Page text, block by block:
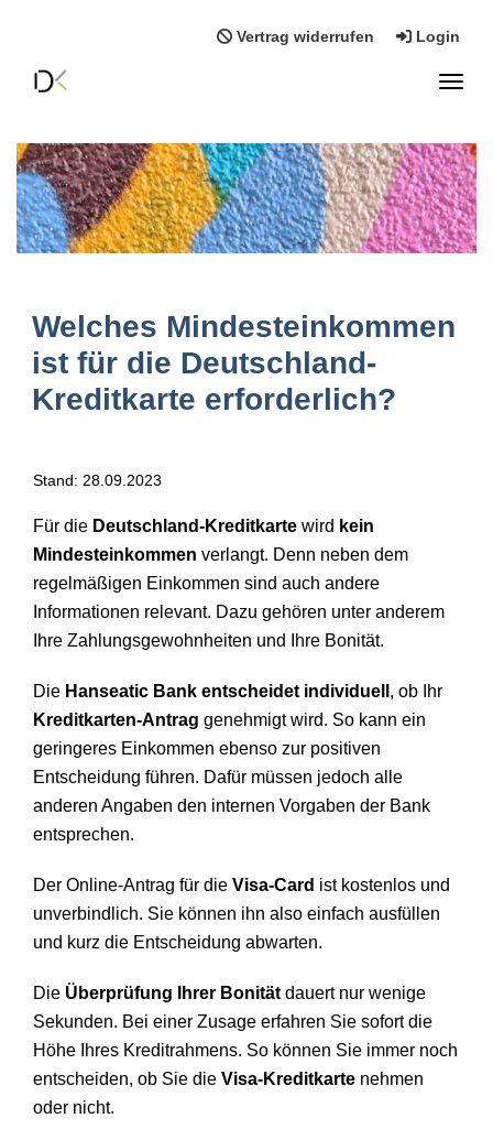
Vertrag widerrufen Login
Welches Mindesteinkommen
ist für die Deutschland-
Kreditkarte erforderlich?
Stand: 28.09.2023
Für die Deutschland-Kreditkarte wird kein
Mindesteinkommen verlangt. Denn neben dem
regelmäßigen Einkommen sind auch andere
Informationen relevant. Dazu gehören unter anderem
Ihre Zahlungsgewohnheiten und Ihre Bonität.
Die Hanseatic Bank entscheidet individuell , ob Ihr
Kreditkarten-Antrag genehmigt wird. So kann ein
geringeres Einkommen ebenso zur positiven
Entscheidung führen. Dafür müssen jedoch alle
anderen Angaben den internen Vorgaben der Bank
entsprechen.
Der Online-Antrag für die Visa-Card ist kostenlos und
unverbindlich. Sie können ihn also einfach ausfüllen
und kurz die Entscheidung abwarten.
Die Überprüfung Ihrer Bonität dauert nur wenige
Sekunden. Bei einer Zusage erfahren Sie sofort die
Höhe Ihres Kreditrahmens. So können Sie immer noch
entscheiden, ob Sie die Visa-Kreditkarte nehmen
oder nicht.